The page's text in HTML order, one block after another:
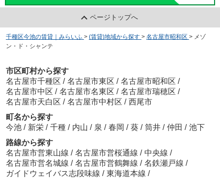
ページトップへ
千種区今池の賃貸｜みらいふ > (賃貸)地域から探す > 名古屋市昭和区 > メゾ
ン・ド・シャンテ
市区町村から探す
名古屋市千種区 / 名古屋市東区 / 名古屋市昭和区 /
名古屋市中区 / 名古屋市名東区 / 名古屋市瑞穂区 /
名古屋市天白区 / 名古屋市中村区 / 西尾市
町名から探す
今池 / 新栄 / 千種 / 内山 / 泉 / 春岡 / 葵 / 筒井 / 仲田 / 池下
路線から探す
名古屋市営東山線 / 名古屋市営桜通線 / 中央線 /
名古屋市営名城線 / 名古屋市営鶴舞線 / 名鉄瀬戸線 /
ガイドウェイバス志段味線 / 東海道本線 /